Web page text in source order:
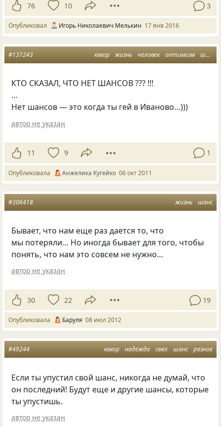
76 10 3
Опубликовал Игорь Николаевич Мелькин 17 янв 2016
юмор жизнь человек оптимизм шанс
#137243
КТО СКАЗАЛ, ЧТО НЕТ ШАНСОВ ??? !!!
…
Нет шансов — это когда ты гей в Иваново…)))
автор не указан
11 9 1
Опубликовала Анжелика Кугейко 06 окт 2011
жизнь шанс
#306418
Бывает, что нам еще раз дается то, что
мы потеряли… Но иногда бывает для того, чтобы
понять, что нам это совсем не нужно…
автор не указан
30 22 19
Опубликовала Баруля 08 июл 2012
юмор надежда смех шанс разное
#49244
Если ты упустил свой шанс, никогда не думай, что
он последний! Будут еще и другие шансы, которые
ты упустишь.
автор не указан